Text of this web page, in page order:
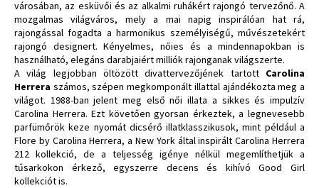
városában, az esküvői és az alkalmi ruhákért rajongó tervezőnő. A
mozgalmas világváros, mely a mai napig inspirálóan hat rá,
rajongással fogadta a harmonikus személyiségű, művészetekért
rajongó designert. Kényelmes, nőies és a mindennapokban is
használható, elegáns darabjaiért milliók rajonganak világszerte.
A világ legjobban öltözött divattervezőjének tartott Carolina
Herrera számos, szépen megkomponált illattal ajándékozta meg a
világot. 1988-ban jelent meg első női illata a sikkes és impulzív
Carolina Herrera. Ezt követően gyorsan érkeztek, a legnevesebb
parfümőrök keze nyomát dicsérő illatklasszikusok, mint például a
Flore by Carolina Herrera, a New York által inspirált Carolina Herrera
212 kollekció, de a teljesség igénye nélkül megemlíthetjük a
tűsarkokon érkező, egyszerre decens és kihívó Good Girl
kollekciót is.